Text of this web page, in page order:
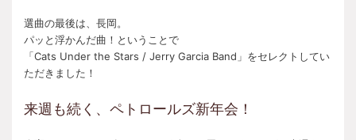
選曲の最後は、長岡。
パッと浮かんだ曲！ということで
「Cats Under the Stars / Jerry Garcia Band」をセレクトしてい
ただきました！
来週も続く、ペトロールズ新年会！